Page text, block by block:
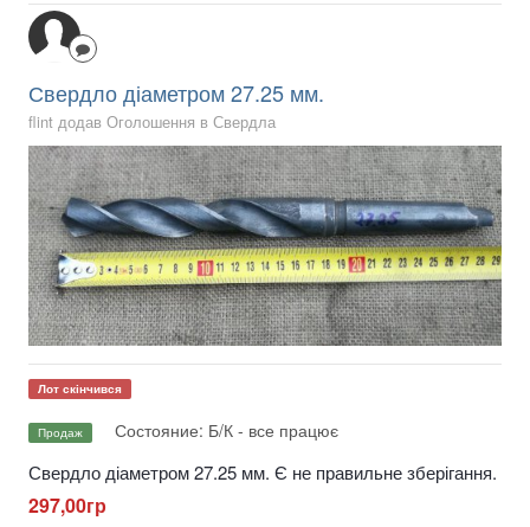
Свердло діаметром 27.25 мм.
flint додав Оголошення в Свердла
Лот скінчився
Продаж Состояние: Б/К - все працює
Свердло діаметром 27.25 мм. Є не правильне зберігання.
297,00гр